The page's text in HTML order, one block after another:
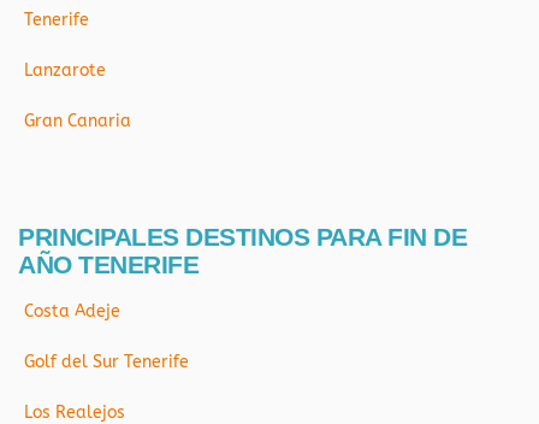
Tenerife
Lanzarote
Gran Canaria
PRINCIPALES DESTINOS PARA FIN DE
AÑO TENERIFE
Costa Adeje
Golf del Sur Tenerife
Los Realejos